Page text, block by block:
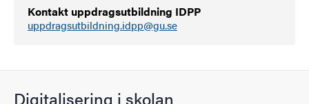
Kontakt uppdragsutbildning IDPP
uppdragsutbildning.idpp@gu.se
Digitalisering i skolan